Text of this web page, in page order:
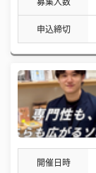
申込締切
開催日時